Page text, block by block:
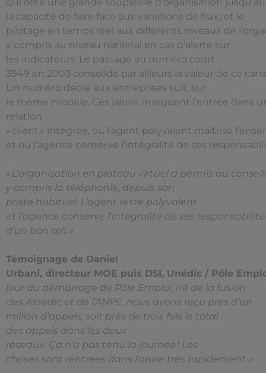
qui offre une grande souplesse d’organisation
la capacité de faire face aux variations de flux ; et le
pilotage en temps réel aux différents niveaux de
y compris au niveau national en cas d’alerte sur
les indicateurs. Le passage au numéro court
3949 en 2003 consolide par ailleurs la valeur de ce
Un numéro dédié aux entreprises suit, sur
le même modèle. Ces jalons marquent l’entrée dans
relation
« client » intégrée, où l’agent polyvalent maîtrise
et où l’agence conserve l’intégralité de ses
« L’organisation en plateau virtuel a permis au
y compris la téléphonie, depuis son
poste habituel. L’agent reste polyvalent
et l’agence conserve l’intégralité de ses
d’un bon œil. »
Témoignage de Daniel
Urbani, directeur MOE puis DSI, Unédic / Pôle
jour du démarrage de Pôle Emploi, né de la fusion
des Assedic et de l’ANPE, nous avons reçu près d’un
million d’appels, soit près de trois fois le total
des appels dans les deux
réseaux. Ça n’a pas tenu la journée ! Les
choses sont rentrées dans l’ordre très rapidement. »